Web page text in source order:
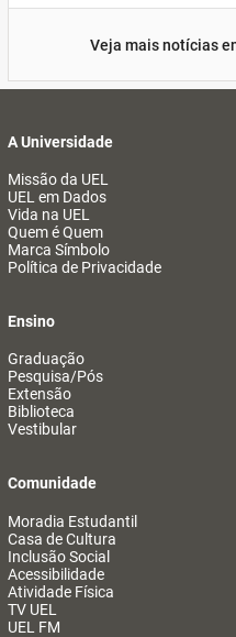
Veja mais notícias
A Universidade
Missão da UEL
UEL em Dados
Vida na UEL
Quem é Quem
Marca Símbolo
Política de Privacidade
Ensino
Graduação
Pesquisa/Pós
Extensão
Biblioteca
Vestibular
Comunidade
Moradia Estudantil
Casa de Cultura
Inclusão Social
Acessibilidade
Atividade Física
TV UEL
UEL FM